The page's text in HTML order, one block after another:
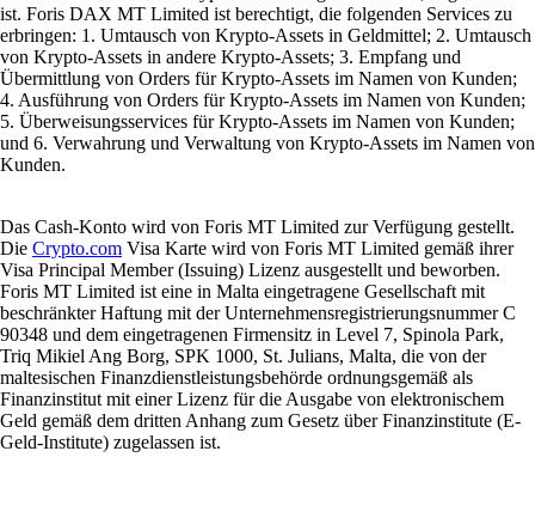
ist. Foris DAX MT Limited ist berechtigt, die folgenden Services zu
erbringen: 1. Umtausch von Krypto-Assets in Geldmittel; 2. Umtausch
von Krypto-Assets in andere Krypto-Assets; 3. Empfang und
Übermittlung von Orders für Krypto-Assets im Namen von Kunden;
4. Ausführung von Orders für Krypto-Assets im Namen von Kunden;
5. Überweisungsservices für Krypto-Assets im Namen von Kunden;
und 6. Verwahrung und Verwaltung von Krypto-Assets im Namen von
Kunden.
Das Cash-Konto wird von Foris MT Limited zur Verfügung gestellt.
Die Crypto.com Visa Karte wird von Foris MT Limited gemäß ihrer
Visa Principal Member (Issuing) Lizenz ausgestellt und beworben.
Foris MT Limited ist eine in Malta eingetragene Gesellschaft mit
beschränkter Haftung mit der Unternehmensregistrierungsnummer C
90348 und dem eingetragenen Firmensitz in Level 7, Spinola Park,
Triq Mikiel Ang Borg, SPK 1000, St. Julians, Malta, die von der
maltesischen Finanzdienstleistungsbehörde ordnungsgemäß als
Finanzinstitut mit einer Lizenz für die Ausgabe von elektronischem
Geld gemäß dem dritten Anhang zum Gesetz über Finanzinstitute (E-
Geld-Institute) zugelassen ist.